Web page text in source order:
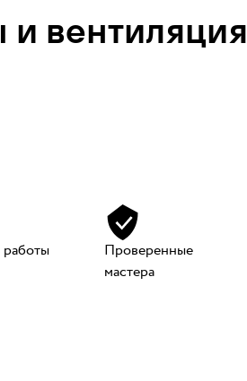
вентиляция
работы
Проверенные
мастера